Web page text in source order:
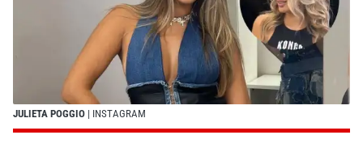
JULIETA POGGIO | INSTAGRAM